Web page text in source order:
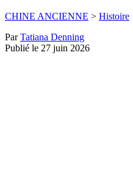
CHINE ANCIENNE > Histoire
ParTatiana Denning
Publié le 27 juin 2026